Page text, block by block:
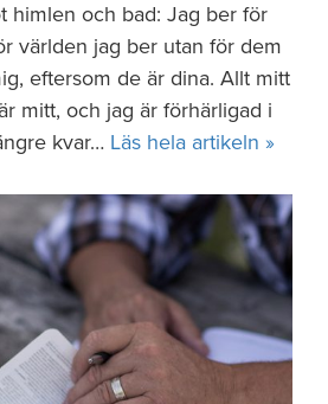
himlen och bad: Jag ber för
världen jag ber utan för dem
eftersom de är dina. Allt mitt
mitt, och jag är förhärligad i
kvar… Läs hela artikeln »